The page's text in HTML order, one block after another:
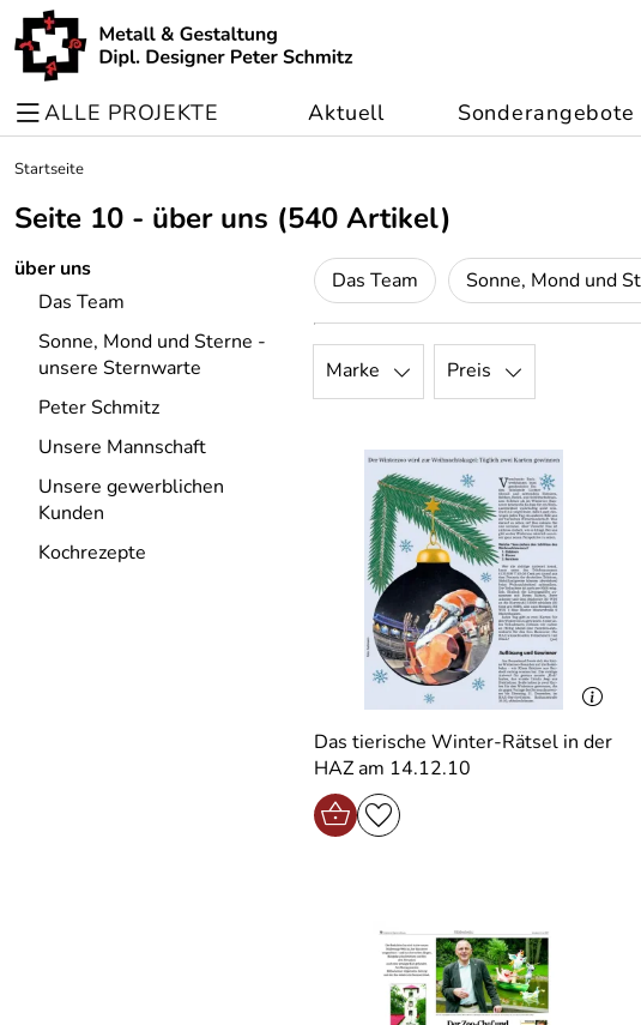
ALLE PROJEKTE Aktuell Sonderangebote
Startseite
Seite 10 - über uns (540 Artikel)
über uns
Das Team
Sonne, Mond und Sterne -
unsere Sternwarte
Peter Schmitz
Unsere Mannschaft
Unsere gewerblichen
Kunden
Kochrezepte
Das Team
Marke Preis
Das tierische Winter-Rätsel in der
HAZ am 14.12.10